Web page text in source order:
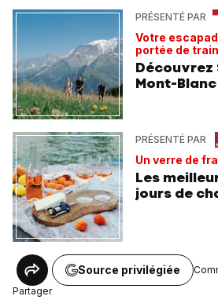
PRÉSENTÉ PAR
Votre
portée de train
Mont-Blanc
PRÉSENTÉ PAR
Un verre de
Les
jours de
Partager
Source privilégiée